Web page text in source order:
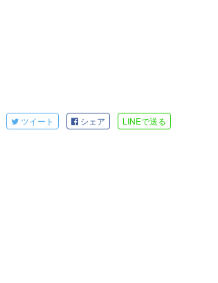
ツイート シェア LINEで送る